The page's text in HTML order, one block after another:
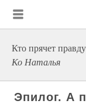
Кто прячет
Ко Наталья
Эпилог. А